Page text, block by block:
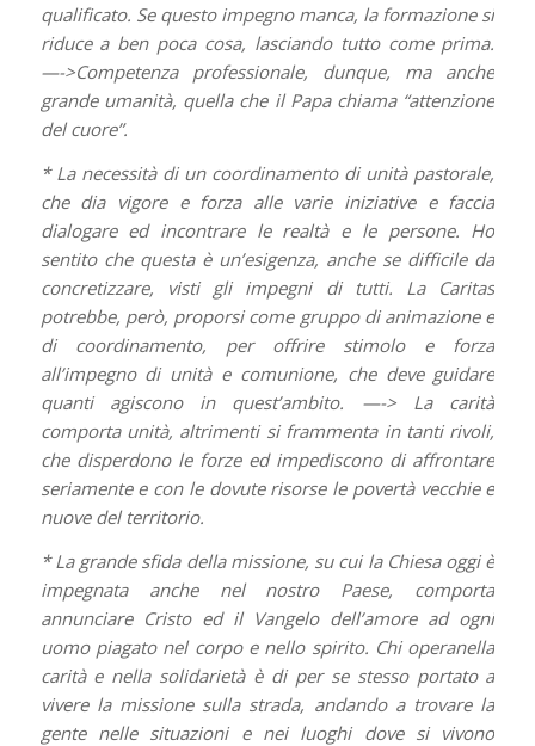
qualificato. Se questo impegno manca, la formazione si
riduce a ben poca cosa, lasciando tutto come prima.
—->Competenza professionale, dunque, ma anche
grande umanità, quella che il Papa chiama “attenzione
del cuore”.
* La necessità di un coordinamento di unità pastorale,
che dia vigore e forza alle varie iniziative e faccia
dialogare ed incontrare le realtà e le persone. Ho
sentito che questa è un’esigenza, anche se difficile da
concretizzare, visti gli impegni di tutti. La Caritas
potrebbe, però, proporsi come gruppo di animazione e
di coordinamento, per offrire stimolo e forza
all’impegno di unità e comunione, che deve guidare
quanti agiscono in quest’ambito. —-> La carità
comporta unità, altrimenti si frammenta in tanti rivoli,
che disperdono le forze ed impediscono di affrontare
seriamente e con le dovute risorse le povertà vecchie e
nuove del territorio.
* La grande sfida della missione, su cui la Chiesa oggi è
impegnata anche nel nostro Paese, comporta
annunciare Cristo ed il Vangelo dell’amore ad ogni
uomo piagato nel corpo e nello spirito. Chi operanella
carità e nella solidarietà è di per se stesso portato a
vivere la missione sulla strada, andando a trovare la
gente nelle situazioni e nei luoghi dove si vivono